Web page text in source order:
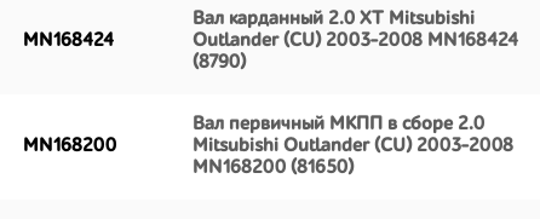
MN168424
Вал карданный 2.0 XT Mitsubishi
Outlander (CU) 2003-2008 MN168424
(8790)
MN168200
Вал первичный МКПП в сборе 2.0
Mitsubishi Outlander (CU) 2003-2008
MN168200 (81650)